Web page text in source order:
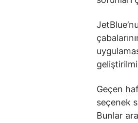
Geçen
seçenek
Bunlar